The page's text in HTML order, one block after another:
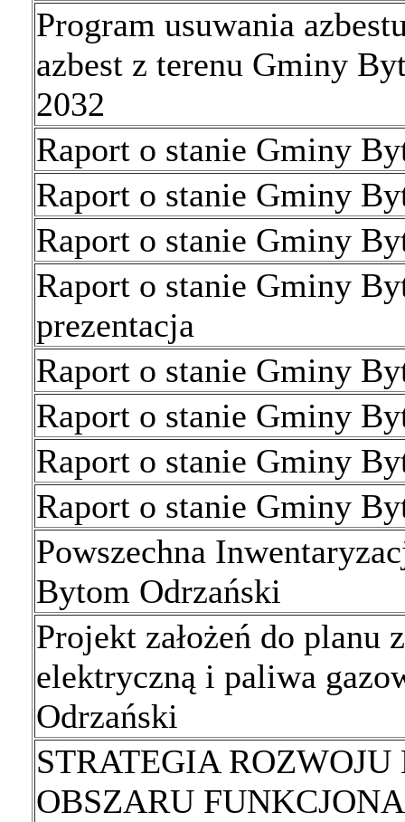
Program usuwania
azbest z terenu Gminy
2032
Raport o stanie Gminy
Raport o stanie Gminy
Raport o stanie Gminy
Raport o stanie Gminy
prezentacja
Raport o stanie Gminy
Raport o stanie Gminy
Raport o stanie Gminy
Raport o stanie Gminy
Powszechna
Bytom Odrzański
Projekt założeń do planu
elektryczną i paliwa
Odrzański
STRATEGIA
OBSZARU